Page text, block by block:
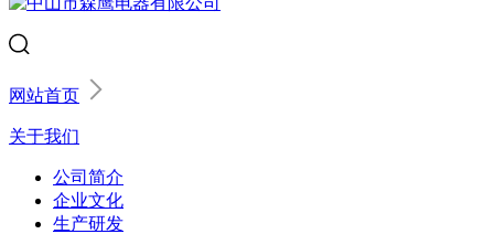
网站首页
关于我们
公司简介
企业文化
生产研发